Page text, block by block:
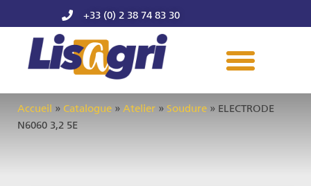
+33 (0) 2 38 74 83 30
Accueil » Catalogue » Atelier » Soudure » ELECTRODE
N6060 3,2 5E